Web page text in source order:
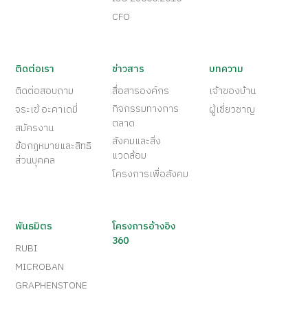
CFO
ติดต่อเรา
ติดต่อสอบถาม
จระเข้ อะคาเดมี่
สมัครงาน
ข้อกฎหมายและสิทธิ
ส่วนบุคคล
ข่าวสาร
สื่อสารองค์กร
กิจกรรมทางการ
ตลาด
สังคมและสิ่ง
แวดล้อม
โครงการเพื่อสังคม
บทความ
เจ้าของบ้าน
ผู้เชี่ยวชาญ
พันธมิตร
RUBI
MICROBAN
GRAPHENSTONE
โครงการอ้างอิง
360